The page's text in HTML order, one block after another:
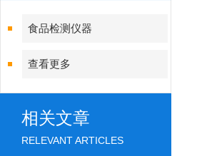
食品检测仪器
查看更多
相关文章
RELEVANT ARTICLES